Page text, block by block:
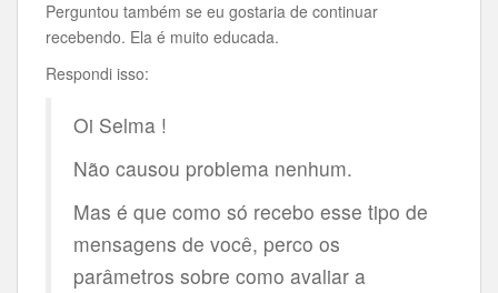
Perguntou também se eu gostaria de continuar
recebendo. Ela é muito educada.
Respondi isso:
Oi Selma !
Não causou problema nenhum.
Mas é que como só recebo esse tipo de
mensagens de você, perco os
parâmetros sobre como avaliar a